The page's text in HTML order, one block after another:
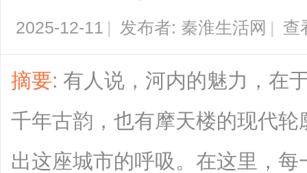
2025-12-11 | 发布者: 秦淮生活网 | 查
摘要: 有人说，河内的魅力，
千年古韵，也有摩天楼的现代
出这座城市的呼吸。在这里，